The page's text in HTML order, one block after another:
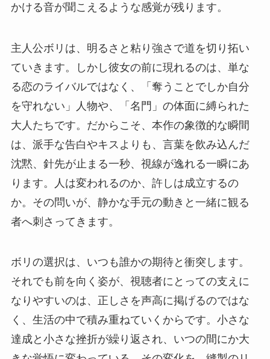
かける音が聞こえるような感覚が残ります。
主人公ボリは、明るさと粘り強さで道を切り拓い
ていきます。しかし彼女の前に現れるのは、単な
る恋のライバルではなく、「奪うことでしか自分
を守れない」人物や、「名門」の体面に縛られた
大人たちです。だからこそ、本作の象徴的な瞬間
は、派手な告白やキスよりも、言葉を飲み込んだ
沈黙、針先が止まる一秒、視線が逸れる一瞬にあ
ります。人は変われるのか、許しは成立するの
か。その問いが、静かな手元の動きと一緒に観る
者へ刺さってきます。
ボリの選択は、いつも誰かの期待と衝突します。
それでも前を向く姿が、視聴者にとっての支えに
なりやすいのは、正しさを声高に掲げるのではな
く、生活の中で積み重ねていくからです。小さな
達成と小さな挫折が繰り返され、いつの間にか大